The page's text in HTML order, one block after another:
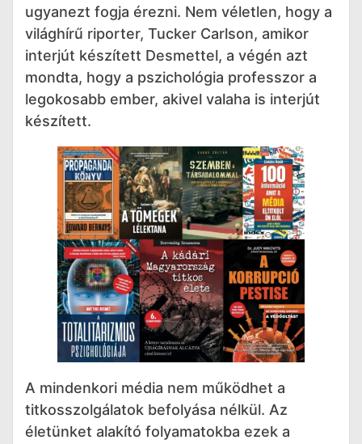
ugyanezt fogja érezni. Nem véletlen, hogy a
világhírű riporter, Tucker Carlson, amikor
interjút készített Desmettel, a végén azt
mondta, hogy a pszichológia professzor a
legokosabb ember, akivel valaha is interjút
készített.
A mindenkori média nem működhet a
titkosszolgálatok befolyása nélkül. Az
életünket alakító folyamatokba ezek a